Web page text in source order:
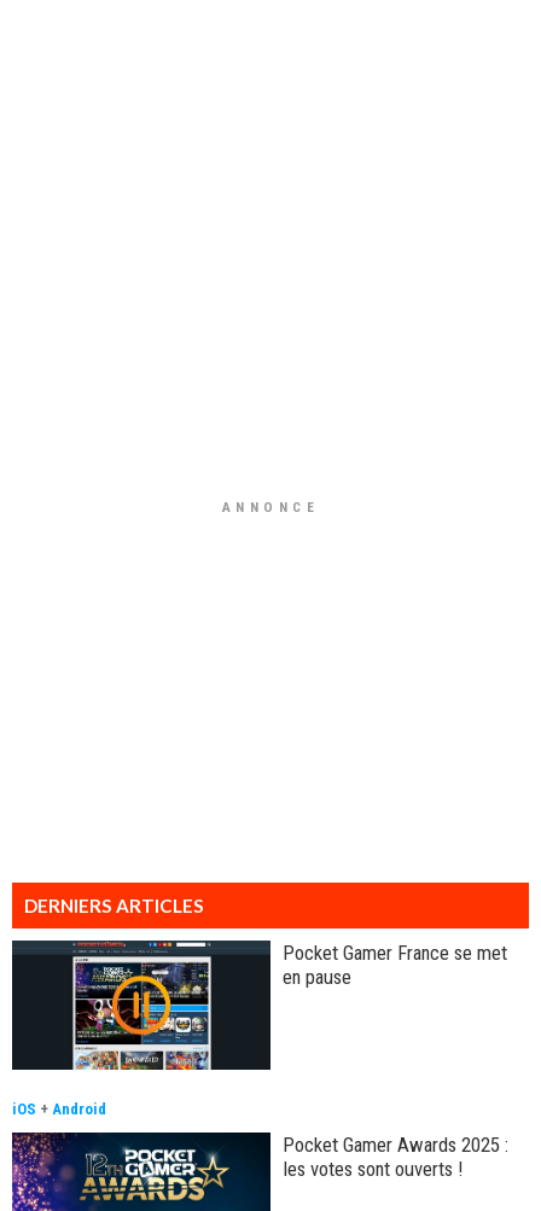
ANNONCE
DERNIERS ARTICLES
Pocket Gamer France se met
en pause
iOS + Android
Pocket Gamer Awards 2025 :
les votes sont ouverts !